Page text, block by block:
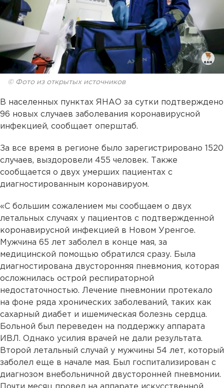
© Фото из открытых источников
В населенных пунктах ЯНАО за сутки подтверждено
96 новых случаев заболевания коронавирусной
инфекцией, сообщает оперштаб.
За все время в регионе было зарегистрировано 1520
случаев, выздоровели 455 человек. Также
сообщается о двух умерших пациентах с
диагностированным коронавируом.
«С большим сожалением мы сообщаем о двух
летальных случаях у пациентов с подтвержденной
коронавирусной инфекцией в Новом Уренгое.
Мужчина 65 лет заболел в конце мая, за
медицинской помощью обратился сразу. Была
диагностирована двусторонняя пневмония, которая
осложнилась острой респираторной
недостаточностью. Лечение пневмонии протекало
на фоне ряда хронических заболеваний, таких как
сахарный диабет и ишемическая болезнь сердца.
Больной был переведен на поддержку аппарата
ИВЛ. Однако усилия врачей не дали результата.
Второй летальный случай у мужчины 54 лет, который
заболел еще в начале мая. Был госпитализирован с
диагнозом внебольничной двусторонней пневмонии.